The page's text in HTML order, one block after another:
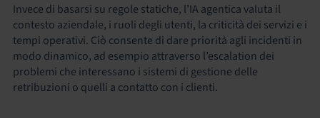
Invece di basarsi su regole statiche, l’IA agentica valuta il
contesto aziendale, i ruoli degli utenti, la criticità dei servizi e i
tempi operativi. Ciò consente di dare priorità agli incidenti in
modo dinamico, ad esempio attraverso l’escalation dei
problemi che interessano i sistemi di gestione delle
retribuzioni o quelli a contatto con i clienti.